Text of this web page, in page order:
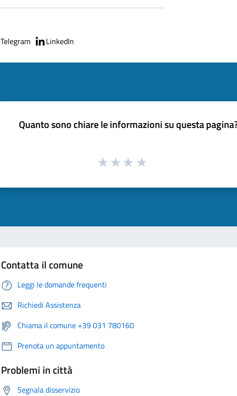
Telegram LinkedIn
Quanto sono chiare le informazioni su questa
Contatta il comune
Leggi le domande frequenti
Richiedi Assistenza
Chiama il comune +39 031 780160
Prenota un appuntamento
Problemi in città
Segnala disservizio